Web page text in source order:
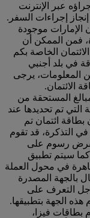
عبر الإنترنت
إجراءات السفر.
الإمارات موجودة
فمن الممكن أن
الخاصة بكم
في بلد أجنبي
المعلومات، يرجى
الائتمان.
المستحقة من
التي تم تحديدها عند
بطاقة ائتمان تم
في التذكرة، قد تقوم
بفرض رسوم على
كما سيتم تطبيق
في محول العملة
بالجهة المصدرة
التعرف على
الجهة بتطبيقها.
بطاقات فيزا،